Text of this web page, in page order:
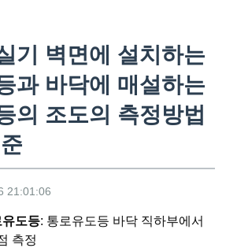
기 벽면에 설치하는
과 바닥에 매설하는
의 조도의 측정방법
21:01:06
도등: 통로유도등 바닥 직하부에서
측정